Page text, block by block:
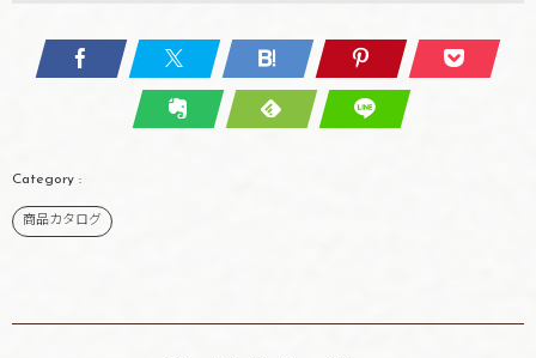
商品カタログ